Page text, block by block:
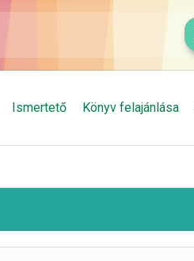
Ismertető Könyv felajánlása